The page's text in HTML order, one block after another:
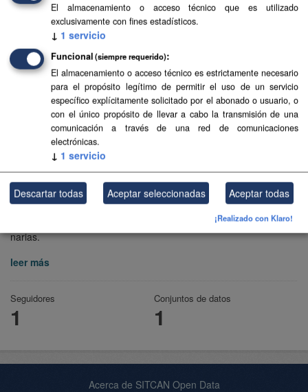
Transición Ecológica y Energía
Consejería de Transición Ecológica y Energía del Gobierno de Ca
narias.
leer más
Seguidores
1
Conjuntos de datos
1
Acerca de SITCAN Open Data
El almacenamiento o acceso técnico que es utilizado
exclusivamente con fines estadísticos.
↓ 1 servicio
Funcional (siempre requerido)
El almacenamiento o acceso técnico es estrictamente necesario
para el propósito legítimo de permitir el uso de un servicio
específico explícitamente solicitado por el abonado o usuario, o
con el único propósito de llevar a cabo la transmisión de una
comunicación a través de una red de comunicaciones
electrónicas.
↓ 1 servicio
Descartar todas Aceptar seleccionadas Aceptar todas
¡Realizado con Klaro!